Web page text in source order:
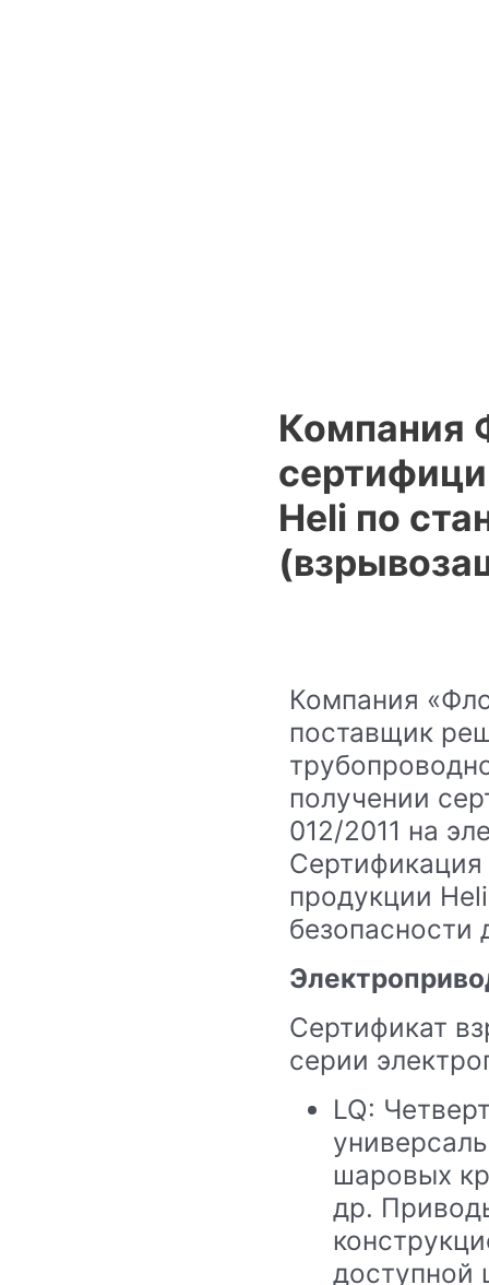
Компания
Heli по
Компания
поставщик
получении
012/2011 на
Сертификация
продукции
безопасности
Сертификат
серии
LQ:
шаровых
др.
доступной